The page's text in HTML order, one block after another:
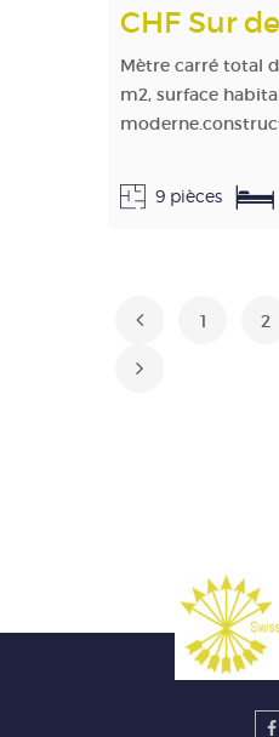
CHF Sur
Mètre carré total
m2, surface
9 pièces
1 2